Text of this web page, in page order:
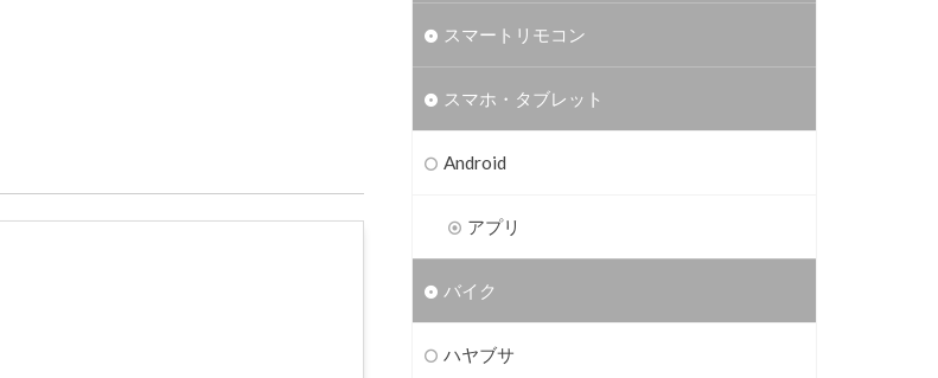
スマートリモコン
スマホ・タブレット
Android
アプリ
バイク
ハヤブサ